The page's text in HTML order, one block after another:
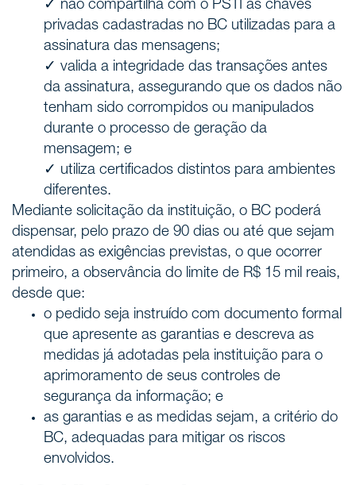
✓ não compartilha com o PSTI as chaves
privadas cadastradas no BC utilizadas para a
assinatura das mensagens;
✓ valida a integridade das transações antes
da assinatura, assegurando que os dados não
tenham sido corrompidos ou manipulados
durante o processo de geração da
mensagem; e
✓ utiliza certificados distintos para ambientes
diferentes.
Mediante solicitação da instituição, o BC poderá
dispensar, pelo prazo de 90 dias ou até que sejam
atendidas as exigências previstas, o que ocorrer
primeiro, a observância do limite de R$ 15 mil reais,
desde que:
o pedido seja instruído com documento formal
que apresente as garantias e descreva as
medidas já adotadas pela instituição para o
aprimoramento de seus controles de
segurança da informação; e
as garantias e as medidas sejam, a critério do
BC, adequadas para mitigar os riscos
envolvidos.